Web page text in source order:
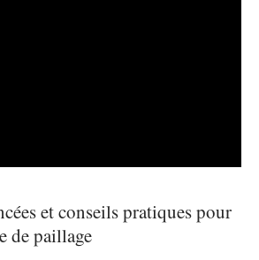
et conseils pratiques pour
de paillage